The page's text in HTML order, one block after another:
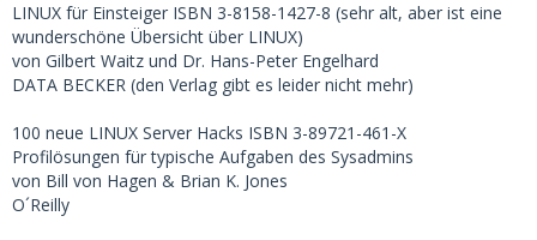
LINUX für Einsteiger ISBN 3-8158-1427-8 (sehr alt, aber ist eine
wunderschöne Übersicht über LINUX)
von Gilbert Waitz und Dr. Hans-Peter Engelhard
DATA BECKER (den Verlag gibt es leider nicht mehr)
100 neue LINUX Server Hacks ISBN 3-89721-461-X
Profilösungen für typische Aufgaben des Sysadmins
von Bill von Hagen & Brian K. Jones
O´Reilly